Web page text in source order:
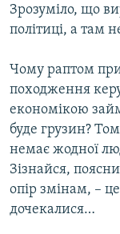
Зрозуміло, що
політиці, а там
Чому раптом
походження
економікою
буде грузин?
немає жодної
Зізнайся,
опір змінам, –
дочекалися…